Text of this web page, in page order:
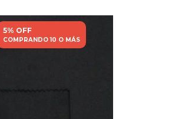
5% OFF
COMPRANDO 10 O MÁS